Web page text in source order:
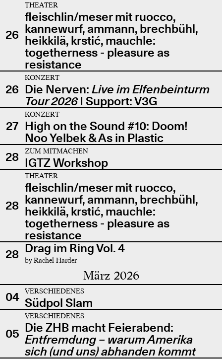
26
THEATER
fleischlin/meser mit ruocco,
kannewurf, ammann, brechbühl,
heikkilä, krstić, mauchle:
togetherness - pleasure as
resistance
26
KONZERT
Die Nerven: Live im Elfenbeinturm
Tour 2026| Support: V3G
27
KONZERT
High on the Sound #10: Doom!
Noo Yelbek & As in Plastic
28
ZUM MITMACHEN
IGTZ Workshop
28
THEATER
fleischlin/meser mit ruocco,
kannewurf, ammann, brechbühl,
heikkilä, krstić, mauchle:
togetherness - pleasure as
resistance
28 Drag im Ring Vol. 4
by Rachel Harder
März 2026
04 VERSCHIEDENES
Südpol Slam
05
VERSCHIEDENES
Die ZHB macht Feierabend:
Entfremdung – warum Amerika
sich (und uns) abhanden kommt